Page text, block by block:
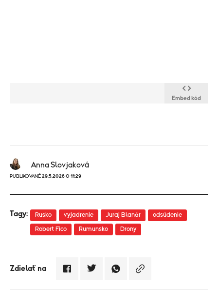
Embed kód
Anna Slovjaková
PUBLIKOVANÉ 29.5.2026 O 11:29
Tagy: Rusko vyjadrenie Juraj Blanár odsúdenie
Robert Fico Rumunsko Drony
Zdielať na